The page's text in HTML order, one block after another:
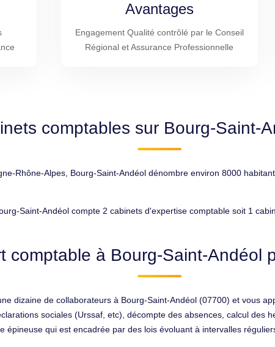
Avantages
Engagement Qualité contrôlé par le Conseil
Régional et Assurance Professionnelle
comptables sur Bourg-Saint-
Rhône-Alpes, Bourg-Saint-Andéol dénombre environ 8000
Saint-Andéol compte 2 cabinets d'expertise comptable soit 1
comptable à Bourg-Saint-Andéol
dizaine de collaborateurs à Bourg-Saint-Andéol (07700) et vous
sociales (Urssaf, etc), décompte des absences, calcul des
épineuse qui est encadrée par des lois évoluant à intervalles